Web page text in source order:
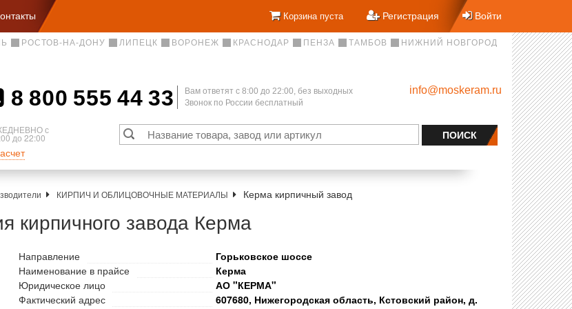
Корзина пуста Регистрация Войти
РОСТОВ-НА-ДОНУ ЛИПЕЦК ВОРОНЕЖ КРАСНОДАР ПЕНЗА ТАМБОВ
НИЖНИЙ НОВГОРОД
8 800 555 44 33
Вам ответят c 8:00 до 22:00, без выходных
Звонок по России бесплатный
info@moskeram.ru
с
до 22:00
КИРПИЧ И ОБЛИЦОВОЧНЫЕ МАТЕРИАЛЫ Керма кирпичный завод
кирпичного завода Керма
Направление
Горьковское шоссе
Наименование в прайсе
Керма
Юридическое лицо
АО "КЕРМА"
Фактический адрес
607680, Нижегородская область, Кстовский район, д.